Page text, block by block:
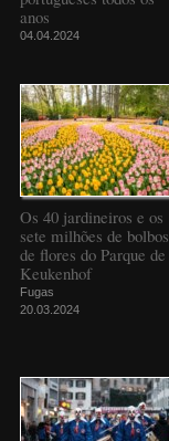
anos
04.04.2024
Os 40 jardineiros e os
sete milhões de bolbos
de flores do Parque de
Keukenhof
Fugas
20.03.2024